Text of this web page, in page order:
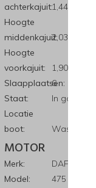
achterkajuit:1,44 m
Hoogte
middenkajuit:2,03 m
Hoogte
voorkajuit:
1,90 m
Slaapplaatsen:
6
Staat:
In goede
Locatie
boot:
Waspik
MOTOR
Merk:
DAF
Model:
475